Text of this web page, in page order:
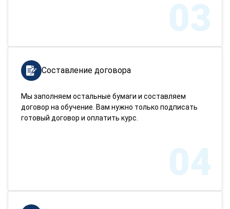
03
Составление договора
Мы заполняем остальные бумаги и составляем
договор на обучение. Вам нужно только подписать
готовый договор и оплатить курс.
04